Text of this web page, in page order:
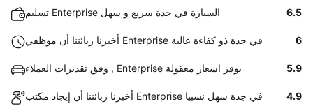
تسليم Enterprise السيارة في جدة سريع و سهل 6.5
أخبرنا زبائننا أن موظفي Enterprise في جدة ذو كفاءة عالية 6
وفق تقديرات العملاء , Enterprise يوفر اسعار معقولة 5.9
أخبرنا زبائننا أن إيجاد مكتب Enterprise في جدة سهل نسبيا 4.9